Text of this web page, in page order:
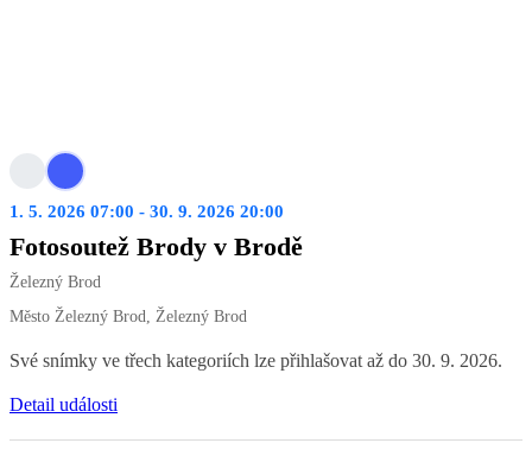
1. 5. 2026 07:00 - 30. 9. 2026 20:00
Fotosoutež Brody v Brodě
Železný Brod
Město Železný Brod, Železný Brod
Své snímky ve třech kategoriích lze přihlašovat až do 30. 9. 2026.
Detail události